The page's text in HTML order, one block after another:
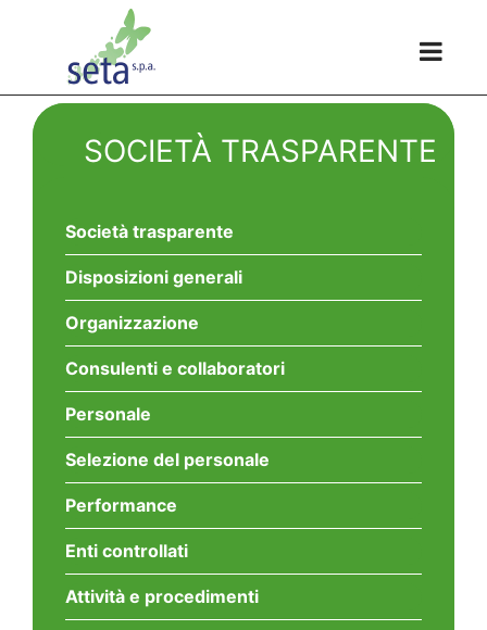
SOCIETÀ TRASPARENTE
Società trasparente
Disposizioni generali
Organizzazione
Consulenti e collaboratori
Personale
Selezione del personale
Performance
Enti controllati
Attività e procedimenti